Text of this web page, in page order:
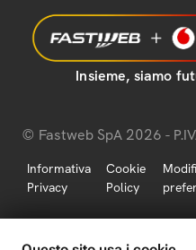
Insieme, siamo
© Fastweb SpA 2026 -
Informativa
Privacy
Cookie
Policy